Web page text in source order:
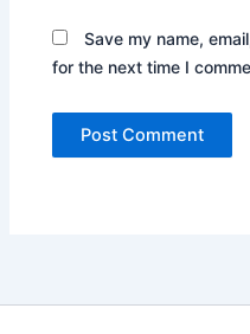
Save my name,
for the next time I